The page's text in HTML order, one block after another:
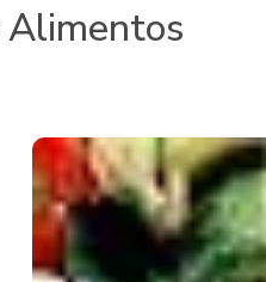
Alimentos